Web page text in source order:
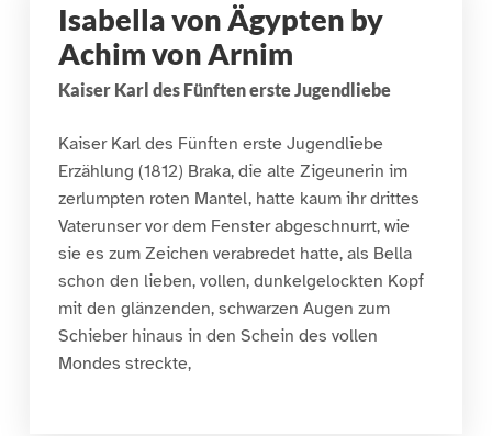
Isabella von Ägypten by
Achim von Arnim
Kaiser Karl des Fünften erste Jugendliebe
Kaiser Karl des Fünften erste Jugendliebe
Erzählung (1812) Braka, die alte Zigeunerin im
zerlumpten roten Mantel, hatte kaum ihr drittes
Vaterunser vor dem Fenster abgeschnurrt, wie
sie es zum Zeichen verabredet hatte, als Bella
schon den lieben, vollen, dunkelgelockten Kopf
mit den glänzenden, schwarzen Augen zum
Schieber hinaus in den Schein des vollen
Mondes streckte,